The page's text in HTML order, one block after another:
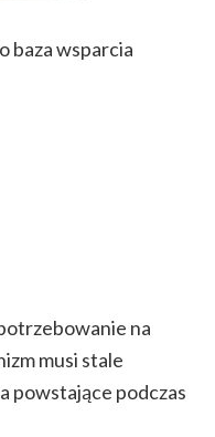
baza wsparcia
na
musi stale
powstające podczas